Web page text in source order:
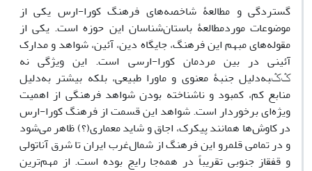
گستردگی و مطالعۀ شاخصه‌های فرهنگ کورا-ارس یکی از
موضوعات موردمطالعۀ باستان‌شناسان این حوزه است. یکی از
مقوله‌های مبهم این فرهنگ، جایگاه دین، آئین، شواهد و مدارک
آئینی در بین مردمان کورا-ارسی است. این ویژگی نه
ݣݣبه‌دلیل جنبۀ معنوی و ماورا طبیعی، بلکه بیشتر به‌دلیل
منابع کم، کمبود و ناشناخته بودن شواهد فرهنگی از اهمیت
ویژه‌ای برخوردار است. شواهد این قسمت از فرهنگ کورا-ارس
در کاوش‌ها همانند پیکرک‌، اجاق و شاید معماری(؟) ظاهر می‌شود
و در تمامی قلمرو این فرهنگ از شمال‌غرب ایران تا شرق آناتولی
و قفقاز جنوبی تقریباً در همه‌جا رایج بوده است. از مهم‌ترین